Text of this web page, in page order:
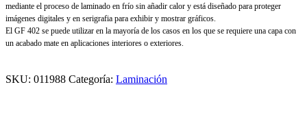
mediante el proceso de laminado en frío sin añadir calor y está diseñado para proteger
imágenes digitales y en serigrafia para exhibir y mostrar gráficos.
El GF 402 se puede utilizar en la mayoría de los casos en los que se requiere una capa con
un acabado mate en aplicaciones interiores o exteriores.
SKU: 011988 Categoría: Laminación